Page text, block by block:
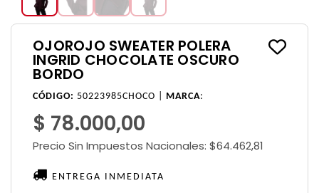
OJOROJO SWEATER POLERA
INGRID CHOCOLATE OSCURO
BORDO
CÓDIGO: 50223985CHOCO | MARCA:
$ 78.000,00
Precio Sin Impuestos Nacionales: $64.462,81
ENTREGA INMEDIATA